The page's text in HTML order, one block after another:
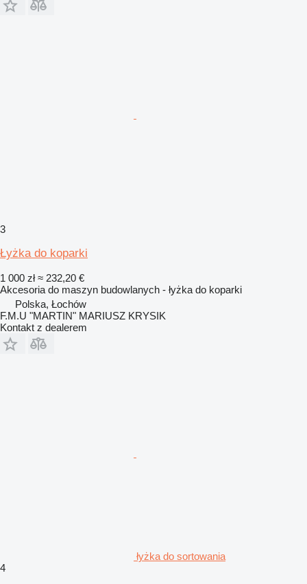
3
Łyżka do koparki
1 000 zł ≈ 232,20 €
Akcesoria do maszyn budowlanych - łyżka do koparki
Polska, Łochów
F.M.U "MARTIN" MARIUSZ KRYSIK
Kontakt z dealerem
łyżka do sortowania
4